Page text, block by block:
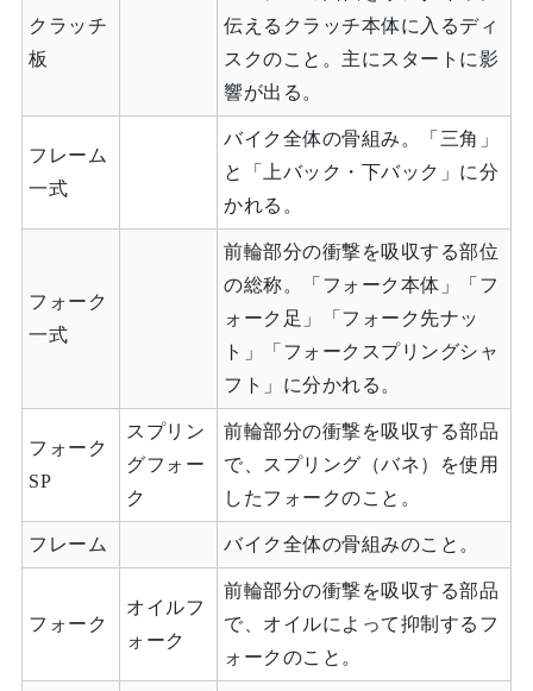
クラッチ
板
伝えるクラッチ本体に入るディ
スクのこと。主にスタートに影
響が出る。
フレーム
一式
バイク全体の骨組み。「三角」
と「上バック・下バック」に分
かれる。
フォーク
一式
前輪部分の衝撃を吸収する部位
の総称。「フォーク本体」「フ
ォーク足」「フォーク先ナッ
ト」「フォークスプリングシャ
フト」に分かれる。
フォーク
SP
スプリン
グフォー
ク
前輪部分の衝撃を吸収する部品
で、スプリング（バネ）を使用
したフォークのこと。
フレーム バイク全体の骨組みのこと。
フォーク
オイルフ
ォーク
前輪部分の衝撃を吸収する部品
で、オイルによって抑制するフ
ォークのこと。